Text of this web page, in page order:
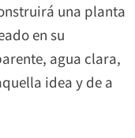
una planta
en su
agua clara,
idea y de a